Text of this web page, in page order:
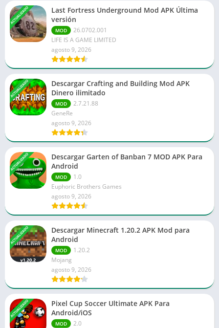
ACTUALIZADO
Last Fortress Underground Mod APK Última
versión
MOD
26.0702.001
LIFE IS A GAME LIMITED
agosto 9, 2026
ACTUALIZADO
Descargar Crafting and Building Mod APK
Dinero ilimitado
MOD
2.7.21.88
GeneRe
agosto 9, 2026
ACTUALIZADO
Descargar Garten of Banban 7 MOD APK Para
Android
MOD
1.0
Euphoric Brothers Games
agosto 9, 2026
ACTUALIZADO
Descargar Minecraft 1.20.2 APK Mod para
Android
MOD
1.20.2
Mojang
agosto 9, 2026
ACTUALIZADO
Pixel Cup Soccer Ultimate APK Para
Android/iOS
MOD
2.0